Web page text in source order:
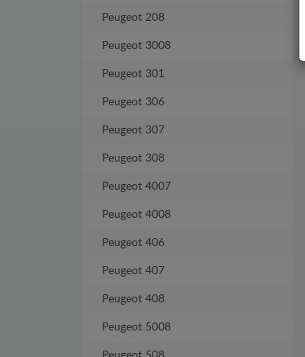
Peugeot 208
Peugeot 3008
Peugeot 301
Peugeot 306
Peugeot 307
Peugeot 308
Peugeot 4007
Peugeot 4008
Peugeot 406
Peugeot 407
Peugeot 408
Peugeot 5008